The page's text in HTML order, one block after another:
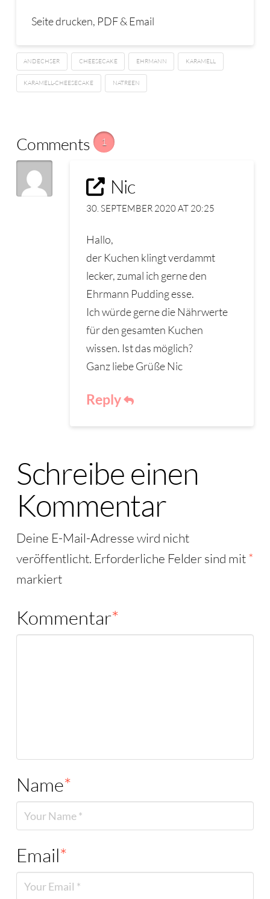
Seite drucken, PDF & Email
ANDECHSER CHEESECAKE EHRMANN KARAMELL
KARAMELL-CHEESECAKE NATREEN
Comments 1
Nic
30. SEPTEMBER 2020 AT 20:25
Hallo,
der Kuchen klingt verdammt
lecker, zumal ich gerne den
Ehrmann Pudding esse.
Ich würde gerne die Nährwerte
für den gesamten Kuchen
wissen. Ist das möglich?
Ganz liebe Grüße Nic
Reply
Schreibe einen
Kommentar
Deine E-Mail-Adresse wird nicht
veröffentlicht. Erforderliche Felder sind mit*
markiert
Kommentar*
Name*
Email*